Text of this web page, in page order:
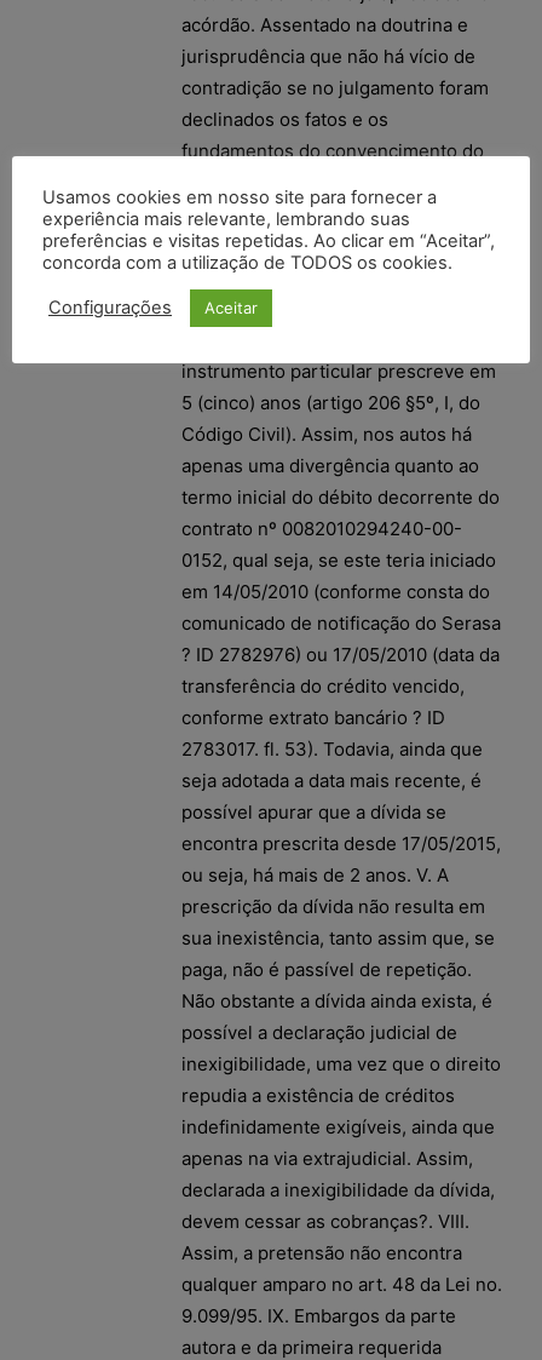
acórdão. Assentado na doutrina e
jurisprudência que não há vício de
contradição se no julgamento foram
declinados os fatos e os
fundamentos do convencimento do
VII. Assim, o Acórdão expressamente
analisa a prescrição da dívida ao
esclarecer que: ?IV. O prazo
prescricional para a cobrança de
instrumento particular prescreve em
5 (cinco) anos (artigo 206 §5º, I, do
Código Civil). Assim, nos autos há
apenas uma divergência quanto ao
termo inicial do débito decorrente do
contrato nº 0082010294240-00-
0152, qual seja, se este teria iniciado
em 14/05/2010 (conforme consta do
comunicado de notificação do Serasa
? ID 2782976) ou 17/05/2010 (data da
transferência do crédito vencido,
conforme extrato bancário ? ID
2783017. fl. 53). Todavia, ainda que
seja adotada a data mais recente, é
possível apurar que a dívida se
encontra prescrita desde 17/05/2015,
ou seja, há mais de 2 anos. V. A
prescrição da dívida não resulta em
sua inexistência, tanto assim que, se
paga, não é passível de repetição.
Não obstante a dívida ainda exista, é
possível a declaração judicial de
inexigibilidade, uma vez que o direito
repudia a existência de créditos
indefinidamente exigíveis, ainda que
apenas na via extrajudicial. Assim,
declarada a inexigibilidade da dívida,
devem cessar as cobranças?. VIII.
Assim, a pretensão não encontra
qualquer amparo no art. 48 da Lei no.
9.099/95. IX. Embargos da parte
autora e da primeira requerida
Usamos cookies em nosso site para fornecer a
experiência mais relevante, lembrando suas
preferências e visitas repetidas. Ao clicar em “Aceitar”,
concorda com a utilização de TODOS os cookies.
Configurações Aceitar